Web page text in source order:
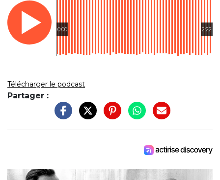
0:00 2:22
Télécharger le podcast
Partager :